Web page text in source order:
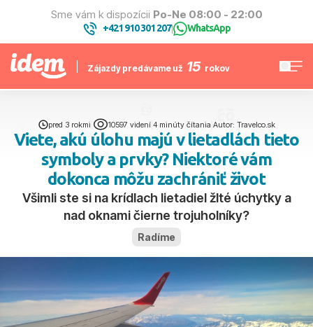
Sme vám k dispozícii Po-Ne 08:00 - 22:00
+421 910 301 207| WhatsApp
Zájazdy predávame už 15 rokov
pred 3 rokmi 10597 videní| 4 minúty čítania Autor: Travelco.sk
Viete, akú úlohu majú v lietadlách tieto
symboly a prvky? Niektoré vám
dokonca môžu zachrániť život
Všimli ste si na krídlach lietadiel žlté úchytky a
nad oknami čierne trojuholníky?
Radíme